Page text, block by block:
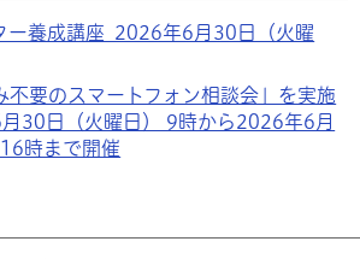
ー養成講座 2026年6月30日（火曜
不要のスマートフォン相談会」を実施
30日（火曜日） 9時から2026年6月
時まで開催